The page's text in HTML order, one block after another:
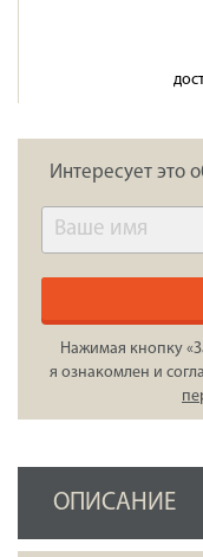
Интересует это
Нажимая кнопку
я ознакомлен и
ОПИСАНИЕ